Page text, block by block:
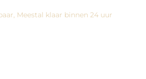
Meestal klaar binnen 24 uur